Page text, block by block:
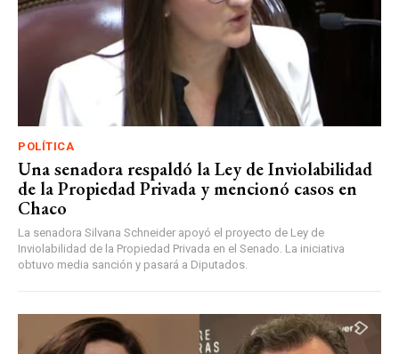
POLÍTICA
Una senadora respaldó la Ley de Inviolabilidad
de la Propiedad Privada y mencionó casos en
Chaco
La senadora Silvana Schneider apoyó el proyecto de Ley de
Inviolabilidad de la Propiedad Privada en el Senado. La iniciativa
obtuvo media sanción y pasará a Diputados.